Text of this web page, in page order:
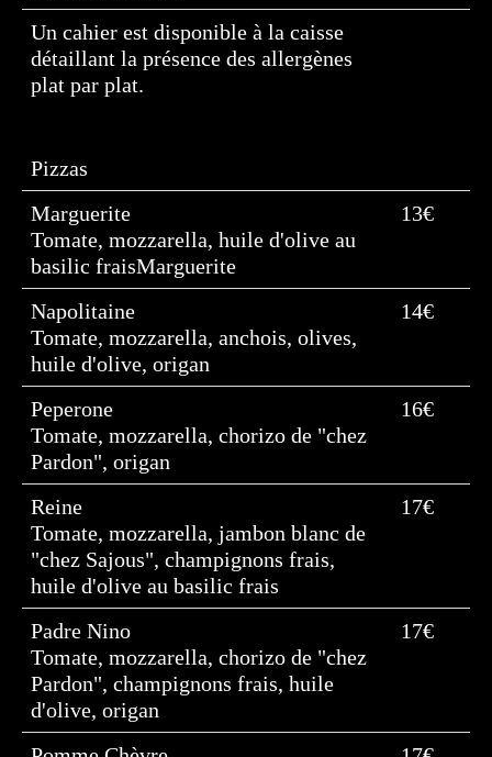
Un cahier est disponible à la caisse
détaillant la présence des allergènes
plat par plat.
Pizzas
Marguerite
Tomate, mozzarella, huile d'olive au
basilic fraisMarguerite
13€
Napolitaine
Tomate, mozzarella, anchois, olives,
huile d'olive, origan
14€
Peperone
Tomate, mozzarella, chorizo de "chez
Pardon", origan
16€
Reine
Tomate, mozzarella, jambon blanc de
"chez Sajous", champignons frais,
huile d'olive au basilic frais
17€
Padre Nino
Tomate, mozzarella, chorizo de "chez
Pardon", champignons frais, huile
d'olive, origan
17€